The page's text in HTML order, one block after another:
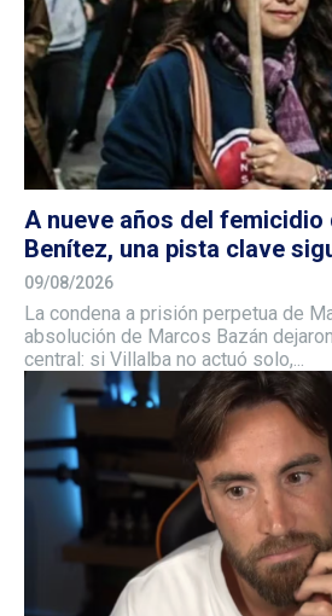
A nueve años del femicidio
Benítez, una pista clave
09/08/2026
La condena a prisión perpetua de
absolución de Marcos Bazán
central: si Villalba no actuó solo,...